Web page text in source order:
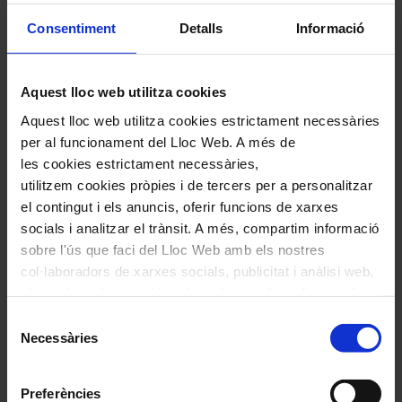
Consentiment Detalls Informació
Aquest lloc web utilitza cookies
Aquest lloc web utilitza cookies estrictament necessàries
per al funcionament del Lloc Web. A més de
les cookies estrictament necessàries,
utilitzem cookies pròpies i de tercers per a personalitzar
el contingut i els anuncis, oferir funcions de xarxes
socials i analitzar el trànsit. A més, compartim informació
sobre l'ús que faci del Lloc Web amb els nostres
col·laboradors de xarxes socials, publicitat i anàlisi web,
de l'ús que hagi fet dels seus serveis. En el quadre
inferior pot “Permetre totes les cookies” o seleccionar el
Necessàries
Preferències
Comentari*
Nom
Correu electrònic*
Navegar
per
articles
També et pot interessar